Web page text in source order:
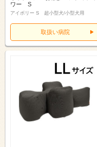
ワー S
アイボリー S 超小型犬/小型犬用
取扱い病院